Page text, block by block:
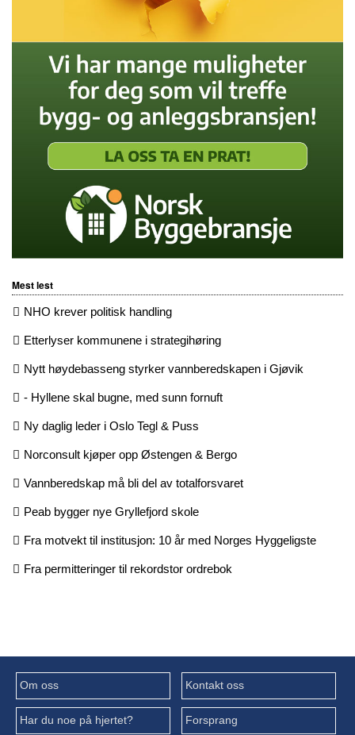
Mest lest
NHO krever politisk handling
Etterlyser kommunene i strategihøring
Nytt høydebasseng styrker vannberedskapen i Gjøvik
- Hyllene skal bugne, med sunn fornuft
Ny daglig leder i Oslo Tegl & Puss
Norconsult kjøper opp Østengen & Bergo
Vannberedskap må bli del av totalforsvaret
Peab bygger nye Gryllefjord skole
Fra motvekt til institusjon: 10 år med Norges Hyggeligste
Fra permitteringer til rekordstor ordrebok
Om oss Kontakt oss
Har du noe på hjertet? Forsprang